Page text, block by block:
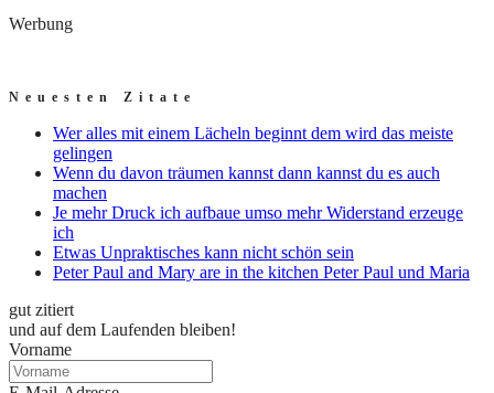
Werbung
Neuesten Zitate
Wer alles mit einem Lächeln beginnt dem wird das meiste
gelingen
Wenn du davon träumen kannst dann kannst du es auch
machen
Je mehr Druck ich aufbaue umso mehr Widerstand erzeuge
ich
Etwas Unpraktisches kann nicht schön sein
Peter Paul and Mary are in the kitchen Peter Paul und Maria
gut zitiert
und auf dem Laufenden bleiben!
Vorname